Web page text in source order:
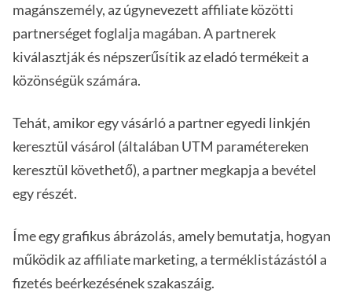
magánszemély, az úgynevezett affiliate közötti
partnerséget foglalja magában. A partnerek
kiválasztják és népszerűsítik az eladó termékeit a
közönségük számára.
Tehát, amikor egy vásárló a partner egyedi linkjén
keresztül vásárol (általában UTM paramétereken
keresztül követhető), a partner megkapja a bevétel
egy részét.
Íme egy grafikus ábrázolás, amely bemutatja, hogyan
működik az affiliate marketing, a terméklistázástól a
fizetés beérkezésének szakaszáig.